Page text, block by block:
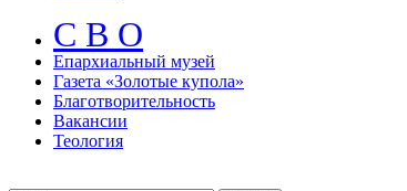
С В О
Епархиальный музeй
Газета «Золотые купола»
Благотворительность
Вакансии
Теология